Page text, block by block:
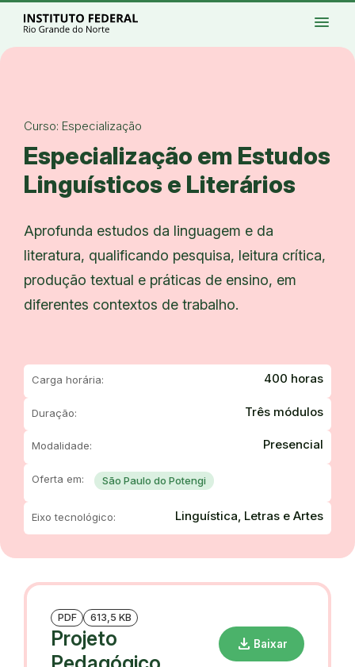
Ir para a página inicial
Ir para a busca
Ir para o conteúdo
Acessibilidade
menu
Menu
Curso: Especialização
Especialização em Estudos
Linguísticos e Literários
Aprofunda estudos da linguagem e da
literatura, qualificando pesquisa, leitura crítica,
produção textual e práticas de ensino, em
diferentes contextos de trabalho.
Carga horária: 400 horas
Duração: Três módulos
Modalidade: Presencial
Oferta em: São Paulo do Potengi
Eixo tecnológico: Linguística, Letras e Artes
PDF 613,5 KB
Projeto
download Baixar